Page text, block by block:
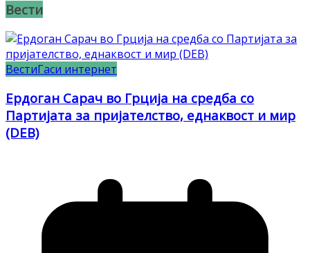
Вести
ВестиГаси интернет
Ердоган Сарач во Грција на средба со
Партијата за пријателство, еднаквост и мир
(DEB)